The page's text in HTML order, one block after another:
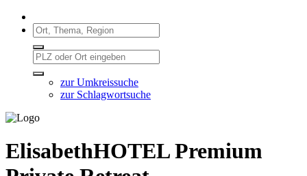
zur Umkreissuche
zur Schlagwortsuche
ElisabethHOTEL Premium